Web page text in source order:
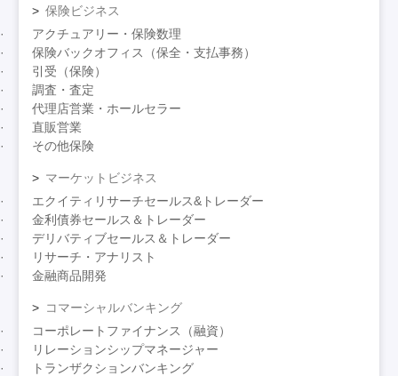
保険ビジネス
アクチュアリー・保険数理
保険バックオフィス（保全・支払事務）
引受（保険）
調査・査定
代理店営業・ホールセラー
直販営業
その他保険
マーケットビジネス
エクイティリサーチセールス&トレーダー
金利債券セールス＆トレーダー
デリバティブセールス＆トレーダー
リサーチ・アナリスト
金融商品開発
コマーシャルバンキング
コーポレートファイナンス（融資）
リレーションシップマネージャー
トランザクションバンキング